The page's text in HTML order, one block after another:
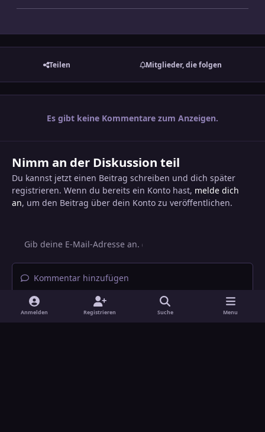
Teilen Mitglieder, die folgen
Es gibt keine Kommentare zum Anzeigen.
Nimm an der Diskussion teil
Du kannst jetzt einen Beitrag schreiben und dich später
registrieren. Wenn du bereits ein Konto hast, melde dich
an, um den Beitrag über dein Konto zu veröffentlichen.
Kommentar hinzufügen
Anmelden Registrieren Suche Menu